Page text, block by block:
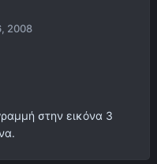
2008
στην εικόνα 3